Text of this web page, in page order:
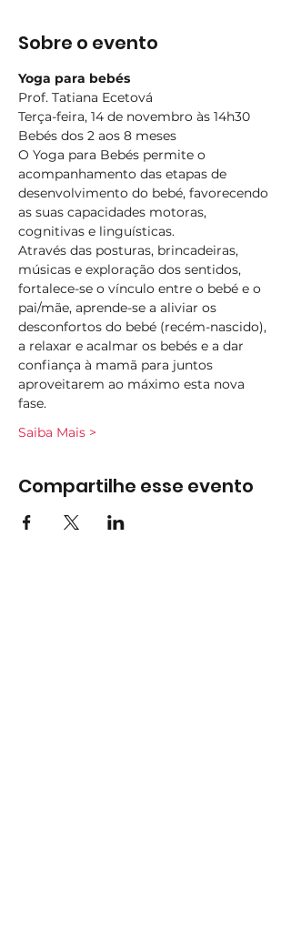
Sobre o evento
Yoga para bebés
Prof. Tatiana Ecetová
Terça-feira, 14 de novembro às 14h30
Bebés dos 2 aos 8 meses
O Yoga para Bebés permite o
acompanhamento das etapas de
desenvolvimento do bebé, favorecendo
as suas capacidades motoras,
cognitivas e linguísticas.
Através das posturas, brincadeiras,
músicas e exploração dos sentidos,
fortalece-se o vínculo entre o bebé e o
pai/mãe, aprende-se a aliviar os
desconfortos do bebé (recém-nascido),
a relaxar e acalmar os bebés e a dar
confiança à mamã para juntos
aproveitarem ao máximo esta nova
fase.
Saiba Mais >
Compartilhe esse evento